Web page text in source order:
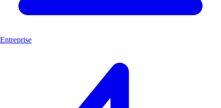
Entreprise